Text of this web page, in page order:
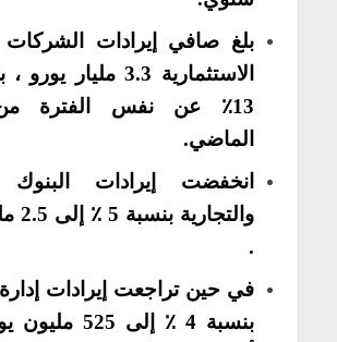
بلغ صافي إيرادات الشركات
الاستثمارية 3.3 مليار
13٪ عن نفس الفترة
الماضي.
انخفضت إيرادات البنوك
.
في حين تراجعت إيرادات
بنسبة 4 ٪ إلى